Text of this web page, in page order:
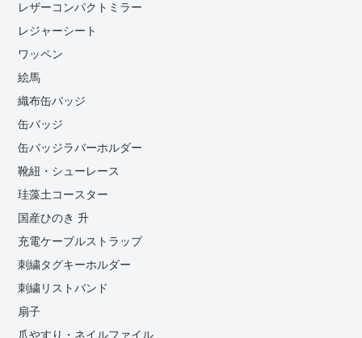
レザーコンパクトミラー
レジャーシート
ワッペン
絵馬
織布缶バッジ
缶バッジ
缶バッジラバーホルダー
靴紐・シューレース
珪藻土コースター
国産ひのき 升
充電ケーブルストラップ
刺繍タグキーホルダー
刺繍リストバンド
扇子
爪やすり・ネイルファイル